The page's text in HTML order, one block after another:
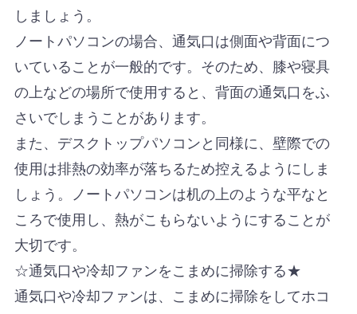
しましょう。
ノートパソコンの場合、通気口は側面や背面につ
いていることが一般的です。そのため、膝や寝具
の上などの場所で使用すると、背面の通気口をふ
さいでしまうことがあります。
また、デスクトップパソコンと同様に、壁際での
使用は排熱の効率が落ちるため控えるようにしま
しょう。ノートパソコンは机の上のような平なと
ころで使用し、熱がこもらないようにすることが
大切です。
☆通気口や冷却ファンをこまめに掃除する★
通気口や冷却ファンは、こまめに掃除をしてホコ